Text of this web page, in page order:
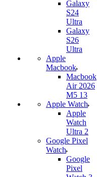
Galaxy
S24
Ultra
Galaxy
S26
Ultra
Apple
Macbook
Macbook
Air 2026
M5 13
Apple Watch
Apple
Watch
Ultra 2
Google Pixel
Watch
Google
Pixel